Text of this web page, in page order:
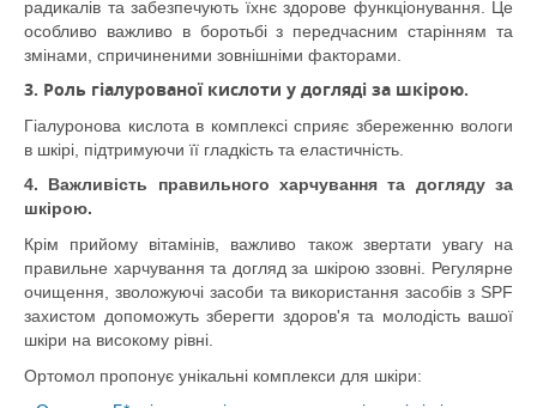
радикалів та забезпечують їхнє здорове функціонування. Це
особливо важливо в боротьбі з передчасним старінням та
змінами, спричиненими зовнішніми факторами.
3. Роль гіалурованої кислоти у догляді за шкірою.
Гіалуронова кислота в комплексі сприяє збереженню вологи
в шкірі, підтримуючи її гладкість та еластичність.
4. Важливість правильного харчування та догляду за
шкірою.
Крім прийому вітамінів, важливо також звертати увагу на
правильне харчування та догляд за шкірою ззовні. Регулярне
очищення, зволожуючі засоби та використання засобів з SPF
захистом допоможуть зберегти здоров'я та молодість вашої
шкіри на високому рівні.
Ортомол пропонує унікальні комплекси для шкіри: